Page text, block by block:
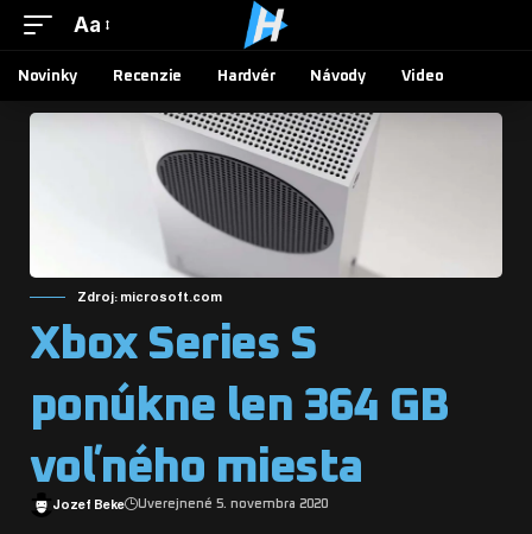
Aa
Novinky Recenzie Hardvér Návody Video
Zdroj: microsoft.com
Xbox Series S
ponúkne len 364 GB
voľného miesta
Jozef Beke Uverejnené 5. novembra 2020